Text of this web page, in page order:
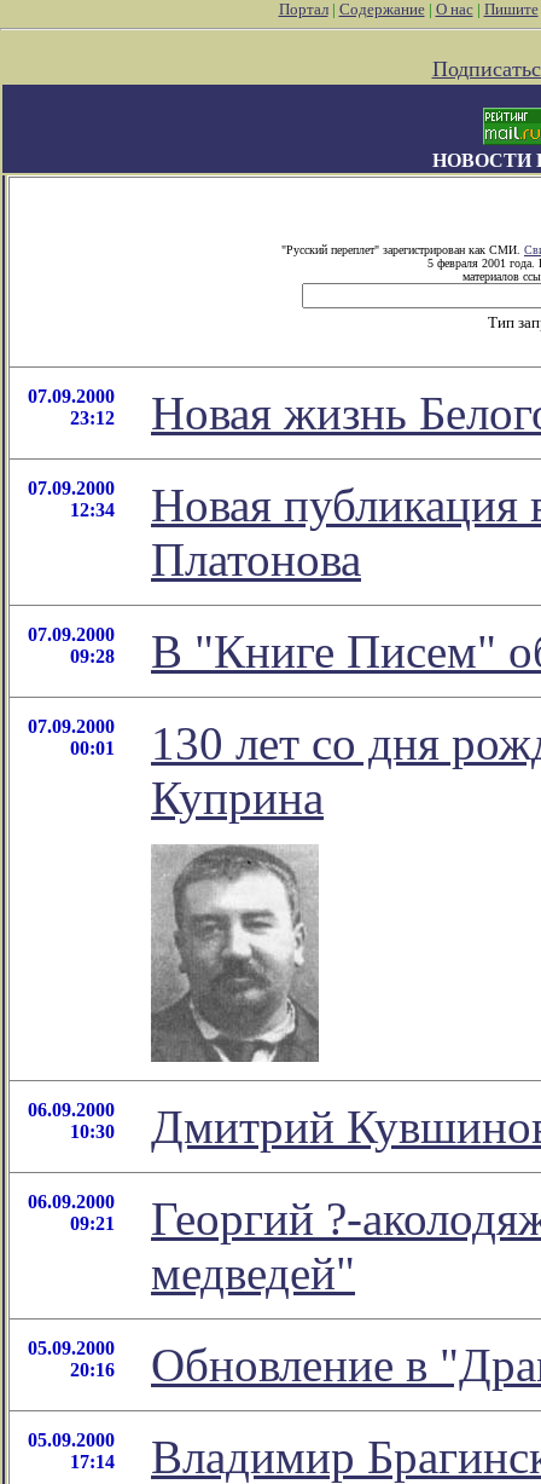
Портал| Содержание| О нас| Пишите
НОВОСТИ
"Русский переплет" зарегистрирован как СМИ.
5 февраля 2001 года.
материалов
Тип
07.09.2000
23:12
Новая жизнь
07.09.2000
12:34
Новая
Платонова
07.09.2000
09:28
В "Книге Писем"
07.09.2000
00:01
130 лет со дня
Куприна
06.09.2000
10:30
Дмитрий
06.09.2000
09:21
Георгий ?-
медведей"
05.09.2000
20:16
Обновление в
05.09.2000
17:14
Владимир